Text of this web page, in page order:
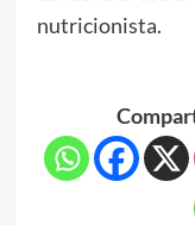
nutricionista.